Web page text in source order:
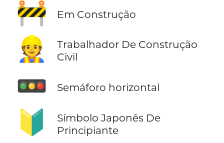
🚧 Em Construção
👷
Trabalhador De Construção
Civil
🚥 Semáforo horizontal
🔰
Símbolo Japonês De
Principiante